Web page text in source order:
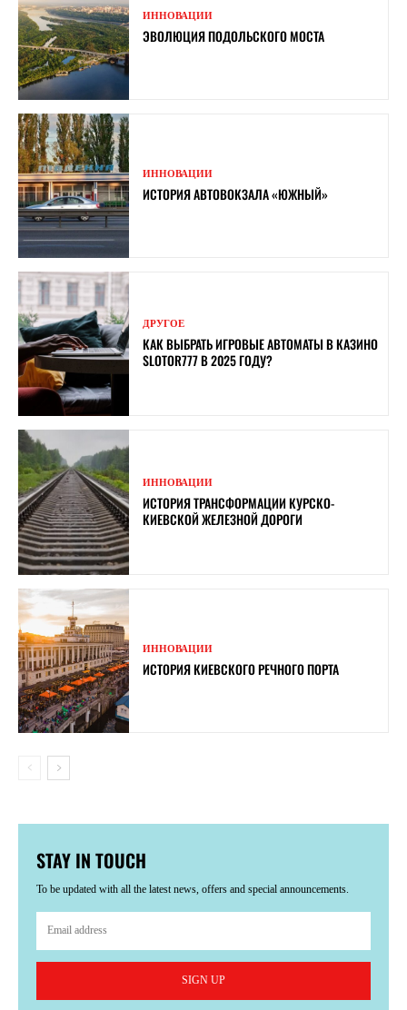
ИННОВАЦИИ
ЭВОЛЮЦИЯ ПОДОЛЬСКОГО МОСТА
ИННОВАЦИИ
ИСТОРИЯ АВТОВОКЗАЛА «ЮЖНЫЙ»
ДРУГОЕ
КАК ВЫБРАТЬ ИГРОВЫЕ АВТОМАТЫ В КАЗИНО
SLOTOR777 В 2025 ГОДУ?
ИННОВАЦИИ
ИСТОРИЯ ТРАНСФОРМАЦИИ КУРСКО-
КИЕВСКОЙ ЖЕЛЕЗНОЙ ДОРОГИ
ИННОВАЦИИ
ИСТОРИЯ КИЕВСКОГО РЕЧНОГО ПОРТА
STAY IN TOUCH
To be updated with all the latest news, offers and special announcements.
SIGN UP